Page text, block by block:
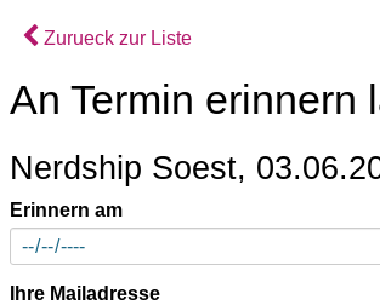
Zurueck zur Liste
An Termin erinnern
Nerdship Soest,
Erinnern am
Ihre Mailadresse